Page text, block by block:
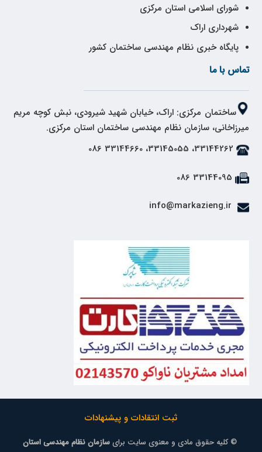
شورای اسلامی استان مرکزی
شهرداری اراک
پایگاه خبری نظام مهندسی ساختمان کشور
تماس با ما
ساختمان مرکزی: اراک، خیابان شهید شیرودی، نبش کوچه مریم
میرزاخانی، سازمان نظام مهندسی ساختمان استان مرکزی.
33144262، 33145055، 33144660 086
33144095 086
ثبت انتقادات و پیشنهادات
© کلیه حقوق مادی و معنوی سایت برایسازمان نظام مهندسی استان